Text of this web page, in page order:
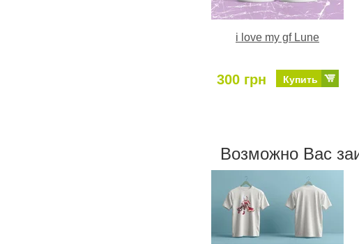
i love my gf Lune
300 грн Купить
Возможно Ваc